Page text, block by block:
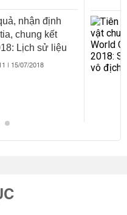
nhận định
chung kết
Lịch sử liệu
| 15/07/2018